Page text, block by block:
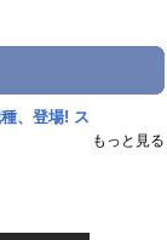
、登場! ス
もっと見る